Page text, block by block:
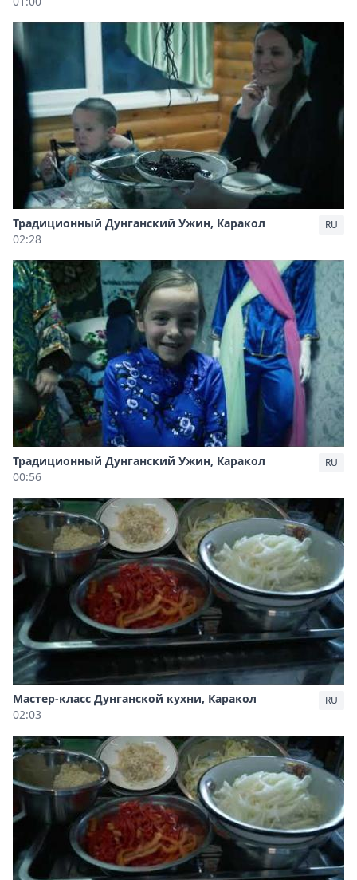
Традиционный Дунганский Ужин, Каракол
02:28
RU
Традиционный Дунганский Ужин, Каракол
00:56
RU
Мастер-класс Дунганской кухни, Каракол
02:03
RU